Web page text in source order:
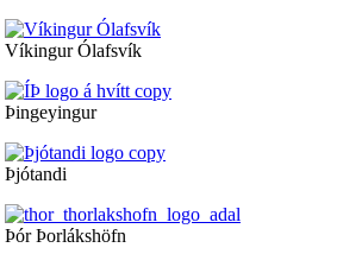
Víkingur Ólafsvík
Þingeyingur
Þjótandi
Þór Þorlákshöfn